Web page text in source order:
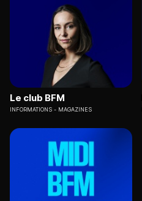
Le club BFM
INFORMATIONS MAGAZINES